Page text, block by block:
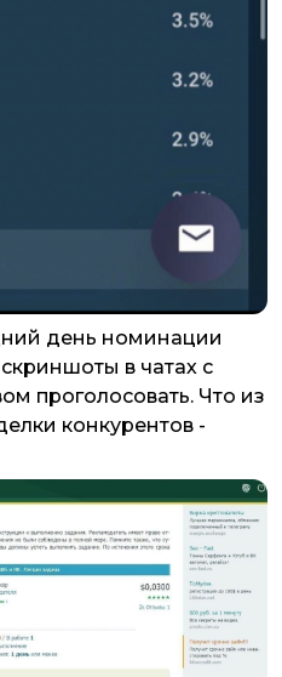
день номинации
в чатах с
проголосовать. Что из
конкурентов -